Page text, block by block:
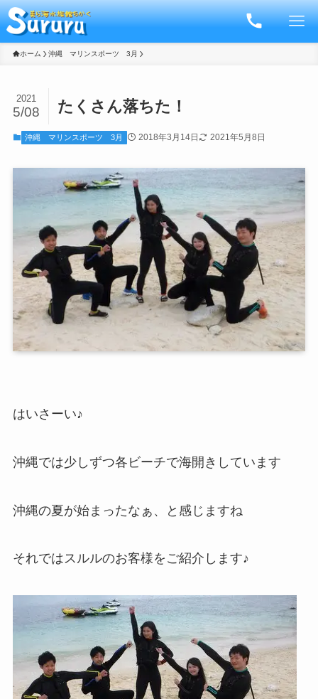
ホーム 沖縄 マリンスポーツ 3月
たくさん落ちた！
2021
5/08
沖縄 マリンスポーツ 3月 2018年3月14日 2021年5月8日
はいさーい♪
沖縄では少しずつ各ビーチで海開きしています
沖縄の夏が始まったなぁ、と感じますね
それではスルルのお客様をご紹介します♪